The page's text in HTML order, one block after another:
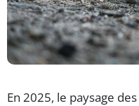
En 2025, le paysage des